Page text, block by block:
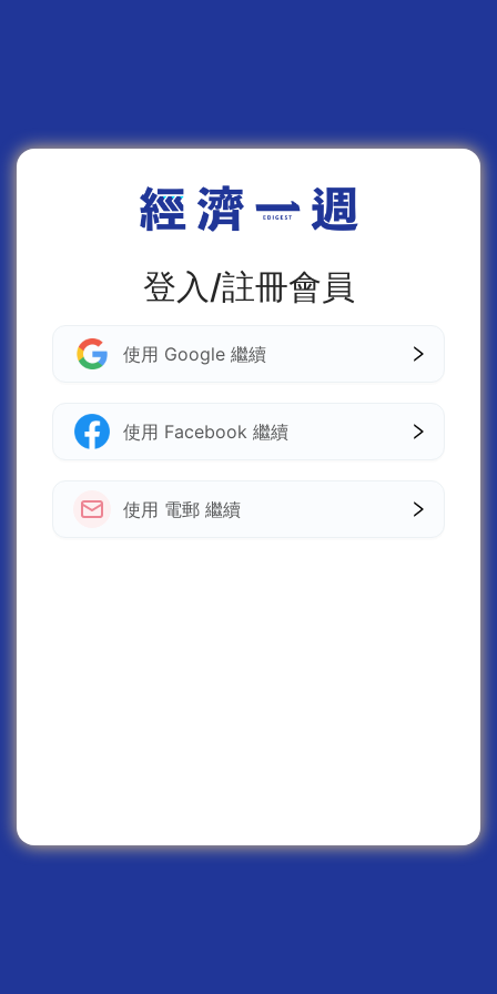
登入/註冊會員
使用 Google 繼續
使用 Facebook 繼續
使用 電郵 繼續